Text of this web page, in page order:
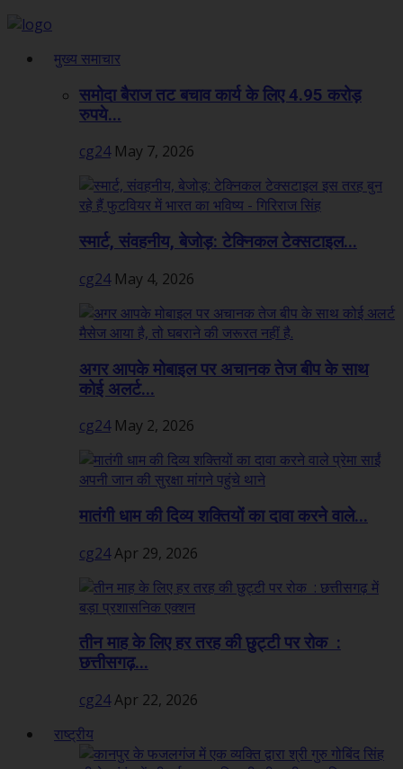
मुख्य समाचार
समोदा बैराज तट बचाव कार्य के लिए 4.95 करोड़
रुपये...
cg24 May 7, 2026
स्मार्ट, संवहनीय, बेजोड़: टेक्निकल टेक्सटाइल...
cg24 May 4, 2026
अगर आपके मोबाइल पर अचानक तेज बीप के साथ
कोई अलर्ट...
cg24 May 2, 2026
मातंगी धाम की दिव्य शक्तियों का दावा करने वाले...
cg24Apr 29, 2026
तीन माह के लिए हर तरह की छुट्टी पर रोक :
छत्तीसगढ़...
cg24Apr 22, 2026
राष्ट्रीय